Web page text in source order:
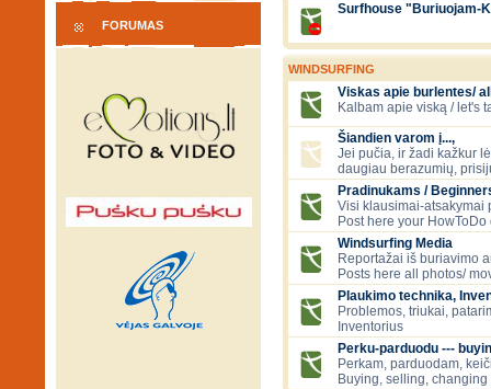
FORUMAS
Surfhouse "Buriuojam-
WINDSURFING
Viskas apie burlentes/
Kalbam apie viską / let's
Šiandien varom į...,
Jei pučia, ir žadi kažkur
daugiau berazumių,
Pradinukams /
Visi klausimai-atsakymai
Post here your
Windsurfing Media
Reportažai iš buriavimo
Posts here all photos/
Plaukimo technika,
Problemos, triukai,
Inventorius
Perku-parduodu ---
Perkam, parduodam,
Buying, selling,